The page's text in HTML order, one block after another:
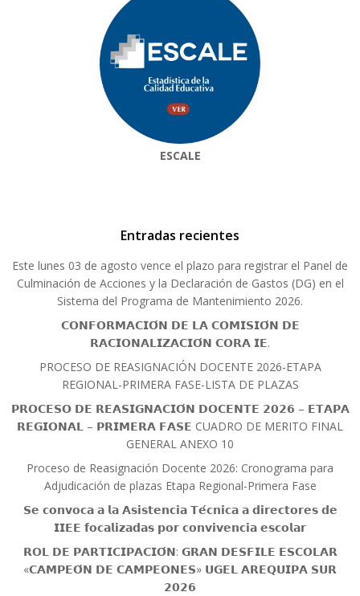
ESCALE
Entradas recientes
Este lunes 03 de agosto vence el plazo para registrar el Panel de
Culminación de Acciones y la Declaración de Gastos (DG) en el
Sistema del Programa de Mantenimiento 2026.
𝗖𝗢𝗡𝗙𝗢𝗥𝗠𝗔𝗖𝗜𝗢́𝗡 𝗗𝗘 𝗟𝗔 𝗖𝗢𝗠𝗜𝗦𝗜𝗢́𝗡 𝗗𝗘
𝗥𝗔𝗖𝗜𝗢𝗡𝗔𝗟𝗜𝗭𝗔𝗖𝗜𝗢́𝗡 𝗖𝗢𝗥𝗔 𝗜𝗘.
PROCESO DE REASIGNACIÓN DOCENTE 2026-ETAPA
REGIONAL-PRIMERA FASE-LISTA DE PLAZAS
𝗣𝗥𝗢𝗖𝗘𝗦𝗢 𝗗𝗘 𝗥𝗘𝗔𝗦𝗜𝗚𝗡𝗔𝗖𝗜𝗢́𝗡 𝗗𝗢𝗖𝗘𝗡𝗧𝗘 𝟮𝟬𝟮𝟲 – 𝗘𝗧𝗔𝗣𝗔
𝗥𝗘𝗚𝗜𝗢𝗡𝗔𝗟 – 𝗣𝗥𝗜𝗠𝗘𝗥𝗔 𝗙𝗔𝗦𝗘 CUADRO DE MERITO FINAL
GENERAL ANEXO 10
Proceso de Reasignación Docente 2026: Cronograma para
Adjudicación de plazas Etapa Regional-Primera Fase
𝗦𝗲 𝗰𝗼𝗻𝘃𝗼𝗰𝗮 𝗮 𝗹𝗮 𝗔𝘀𝗶𝘀𝘁𝗲𝗻𝗰𝗶𝗮 𝗧𝗲́𝗰𝗻𝗶𝗰𝗮 𝗮 𝗱𝗶𝗿𝗲𝗰𝘁𝗼𝗿𝗲𝘀 𝗱𝗲
𝗜𝗜𝗘𝗘 𝗳𝗼𝗰𝗮𝗹𝗶𝘇𝗮𝗱𝗮𝘀 𝗽𝗼𝗿 𝗰𝗼𝗻𝘃𝗶𝘃𝗲𝗻𝗰𝗶𝗮 𝗲𝘀𝗰𝗼𝗹𝗮𝗿
𝗥𝗢𝗟 𝗗𝗘 𝗣𝗔𝗥𝗧𝗜𝗖𝗜𝗣𝗔𝗖𝗜𝗢́𝗡: 𝗚𝗥𝗔𝗡 𝗗𝗘𝗦𝗙𝗜𝗟𝗘 𝗘𝗦𝗖𝗢𝗟𝗔𝗥
«𝗖𝗔𝗠𝗣𝗘𝗢́𝗡 𝗗𝗘 𝗖𝗔𝗠𝗣𝗘𝗢𝗡𝗘𝗦» 𝗨𝗚𝗘𝗟 𝗔𝗥𝗘𝗤𝗨𝗜𝗣𝗔 𝗦𝗨𝗥
𝟮𝟬𝟮𝟲